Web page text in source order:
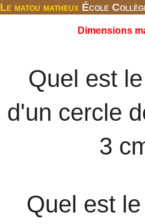
Le matou matheux École
Dimensions
Quel est
d'un cercle
3
Quel est